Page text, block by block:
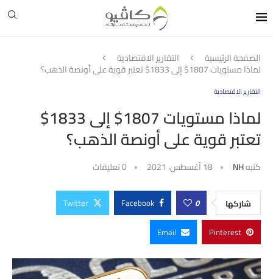
الصفحة الرئيسية التقارير الاقتصادية
لماذا مستويات 1807$ إلى 1833$ تعتبر قوية على أونصة الذهب؟
التقارير الاقتصادية
لماذا مستويات 1807$ إلى 1833$
تعتبر قوية على أونصة الذهب؟
كتبهNH 18 أغسطس، 2021 0 تعليقات
شاركها 0
Facebook
Twitter
Pinterest
Email